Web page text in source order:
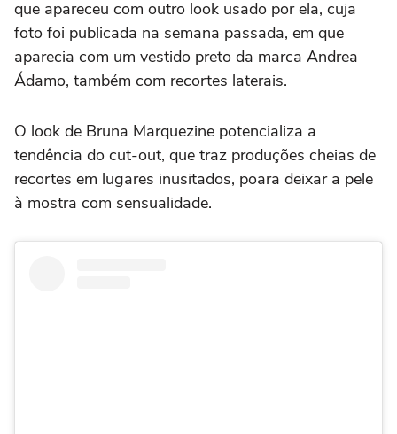
que apareceu com outro look usado por ela, cuja
foto foi publicada na semana passada, em que
aparecia com um vestido preto da marca Andrea
Ádamo, também com recortes laterais.
O look de Bruna Marquezine potencializa a
tendência do cut-out, que traz produções cheias de
recortes em lugares inusitados, poara deixar a pele
à mostra com sensualidade.